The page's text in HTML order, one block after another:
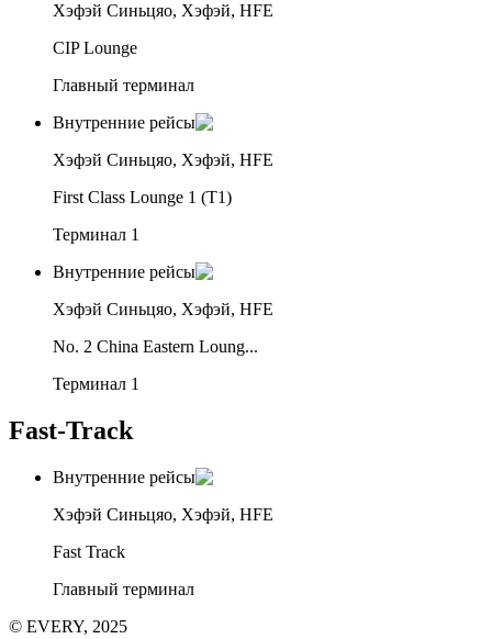
Хэфэй Синьцяо, Хэфэй, HFE
CIP Lounge
Главный терминал
Внутренние рейсы
Хэфэй Синьцяо, Хэфэй, HFE
First Class Lounge 1 (T1)
Терминал 1
Внутренние рейсы
Хэфэй Синьцяо, Хэфэй, HFE
No. 2 China Eastern Loung...
Терминал 1
Fast-Track
Внутренние рейсы
Хэфэй Синьцяо, Хэфэй, HFE
Fast Track
Главный терминал
© EVERY, 2025